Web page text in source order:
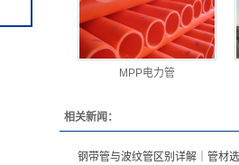
MPP电力管
相关新闻：
钢带管与波纹管区别详解｜管材